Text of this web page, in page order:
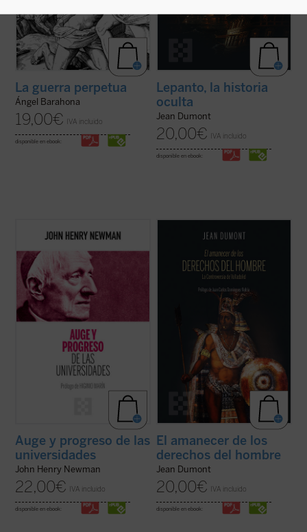
La guerra perpetua
Ángel Barahona
19,00€ IVA incluido
disponible en ebook:
Lepanto, la historia
oculta
Jean Dumont
20,00€ IVA incluido
disponible en ebook:
Hábilmente escrito y muy diáfano, el libro
presenta, acompañado de las notas de los
una invitación a la reflexión sobre el ser y
misión de la universidad que no olvide las
raíces que la sustentan.... (ver ficha)
Auge y progreso de las
universidades
John Henry Newman
22,00€ IVA incluido
disponible en ebook:
para el mundo: por primera vez en la
expansión de su imperio para suscitar un
debate: ¿es conforme a la justicia la
civilización y conversión de los indios del
El amanecer de los
derechos del hombre
Jean Dumont
20,00€ IVA incluido
disponible en ebook: